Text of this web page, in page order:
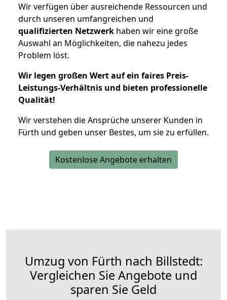
Wir verfügen über ausreichende Ressourcen und
durch unseren umfangreichen und
qualifizierten Netzwerk haben wir eine große
Auswahl an Möglichkeiten, die nahezu jedes
Problem löst.
Wir legen großen Wert auf ein faires Preis-
Leistungs-Verhältnis und bieten professionelle
Qualität!
Wir verstehen die Ansprüche unserer Kunden in
Fürth und geben unser Bestes, um sie zu erfüllen.
Kostenlose Angebote erhalten
Umzug von Fürth nach Billstedt:
Vergleichen Sie Angebote und
sparen Sie Geld